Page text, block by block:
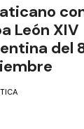
León
del 8